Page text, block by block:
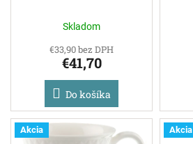
Skladom
€33,90 bez DPH
€41,70
Do košíka
Akcia Akcia